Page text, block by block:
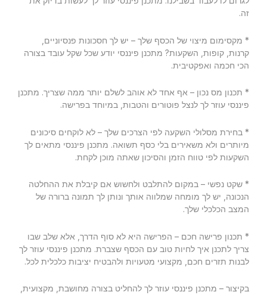
זה.
* מקסימום מיצוי של הכסף שלך – יש לך חסכונות פנסיוניים,
קרנות, קופות, השקעות? מתכנן פיננסי יודע שכל שקל עובד בצורה
הכי חכמה ואפקטיבית.
* תכנון מס נכון – אף אחד לא אוהב לשלם יותר ממה שצריך. מתכנן
פיננסי עוזר לך לנצל פוטורים והטבות, במיוחד בפרישה.
* בחירת מסלולי השקעה לפי הצרכים שלך – לא לוקחים סיכונים
מיותרים ולא משאירים בלי כסף תשואה. מתכנן פיננסי מתאים לך
השקעות לפי טווח הזמן והסיכון שאתה מוכן לקחת.
* שקט נפשי – במקום להתלבט ולחשוש אם קיבלת את ההחלטה
הנכונה, יש לך מומחה שמלווה אותך ונותן לך תמונה ברורה של
המצב הכלכלי שלך.
* תכנון פרישה חכם – הפרישה היא לא סוף הדרך, אלא שלב שבו
צריך לתכנן איך לחיות טוב עם הכסף שצברת. מתכנן פיננסי עוזר לך
לבנות תזרים חכם, מקצועי מטעויות ולהבטיח יציבות כלכלית לכל.
בקיצור – מתכנן פיננסי עוזר לך להחליט בצורה מחושבת, מקצועית,